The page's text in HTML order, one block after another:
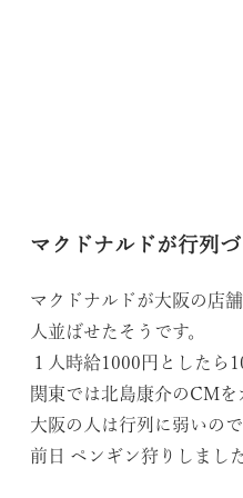
マクドナルドが行列
マクドナルドが大阪の店
人並ばせたそうです。
１人時給1000円としたら
関東では北島康介のCMを
大阪の人は行列に弱いの
前日 ペンギン狩りしまし